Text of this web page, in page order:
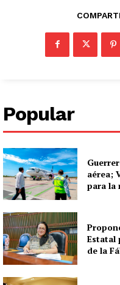
Popular
aérea;
para la
Estatal
de la